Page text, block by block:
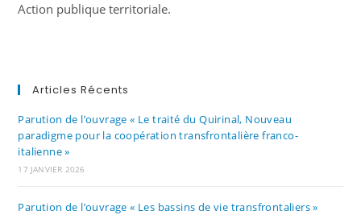
Action publique territoriale.
Articles Récents
Parution de l’ouvrage « Le traité du Quirinal, Nouveau
paradigme pour la coopération transfrontalière franco-
italienne »
17 JANVIER 2026
Parution de l’ouvrage « Les bassins de vie transfrontaliers »